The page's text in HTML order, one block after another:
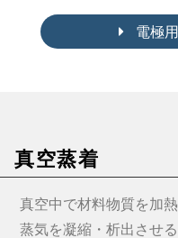
電極
真空蒸着
真空中で材料物質を加
蒸気を凝縮・析出させ